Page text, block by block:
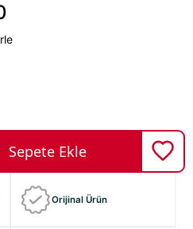
Orijinal Ürün